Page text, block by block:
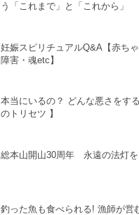
う「これまで」と「これから」
妊娠スピリチュアルQ&A【赤ち
障害・魂etc】
本当にいるの？ どんな悪さをす
のトリセツ 】
総本山開山30周年 永遠の法灯を
釣った魚も食べられる! 漁師が